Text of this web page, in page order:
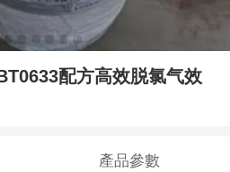
配方高效脱氯气效
產品參數